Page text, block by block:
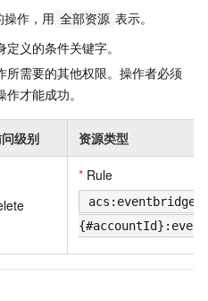
作，用 全部资源 表示。
义的条件关键字。
所需要的其他权限。操作者必须
才能成功。
级别 资源类型
* Rule